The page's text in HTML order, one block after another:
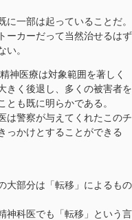
一部は起っていることだ。
ーカーだって当然治せるはず
。
神医療は対象範囲を著しく
きく後退し、多くの被害者を
も既に明らかである。
は警察が与えてくれたこのチ
っかけとすることができる
大部分は「転移」によるもの
神科医でも「転移」という言